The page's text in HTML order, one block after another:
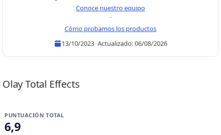
Conoce nuestro equipo
·
Cómo probamos los productos
13/10/2023·Actualizado:06/08/2026
Olay Total Effects
PUNTUACIÓN TOTAL
6,9